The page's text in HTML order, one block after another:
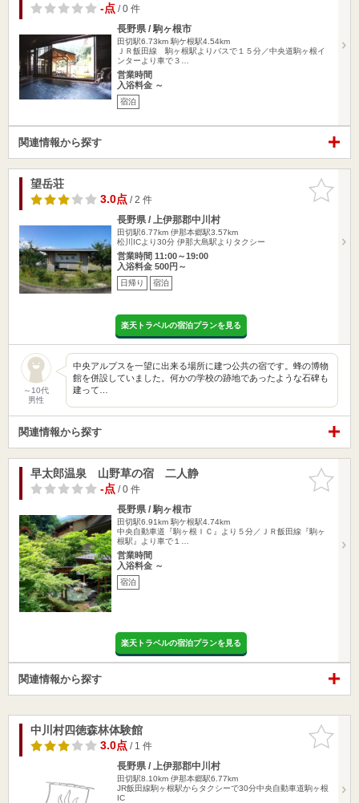
-点/ 0 件
長野県 / 駒ヶ根市
田切駅6.73km 駒ケ根駅4.54km
ＪＲ飯田線 駒ヶ根駅よりバスで１５分／中央道駒ヶ根イ
ンターより車で３…
営業時間
入浴料金 ～
宿泊
関連情報から探す
お気に入
りに追加
望岳荘
3.0点/ 2 件
長野県 / 上伊那郡中川村
田切駅6.77km 伊那本郷駅3.57km
松川ICより30分 伊那大島駅よりタクシー
営業時間 11:00～19:00
入浴料金 500円～
日帰り 宿泊
楽天トラベルの宿泊プランを見る
～10代
男性
中央アルプスを一望に出来る場所に建つ公共の宿です。蜂の博物
館を併設していました。何かの学校の跡地であったような石碑も
建って…
関連情報から探す
お気に入
りに追加
早太郎温泉 山野草の宿 二人静
-点/ 0 件
長野県 / 駒ヶ根市
田切駅6.91km 駒ケ根駅4.74km
中央自動車道『駒ヶ根ＩＣ』より５分／ＪＲ飯田線『駒ヶ
根駅』より車で１…
営業時間
入浴料金 ～
宿泊
楽天トラベルの宿泊プランを見る
関連情報から探す
お気に入
りに追加
中川村四徳森林体験館
3.0点/ 1 件
長野県 / 上伊那郡中川村
田切駅8.10km 伊那本郷駅6.77km
JR飯田線駒ヶ根駅からタクシーで30分中央自動車道駒ヶ根
IC